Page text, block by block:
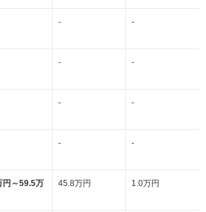
- -
- -
- -
- -
円～59.5万
45.8万円 1.0万円